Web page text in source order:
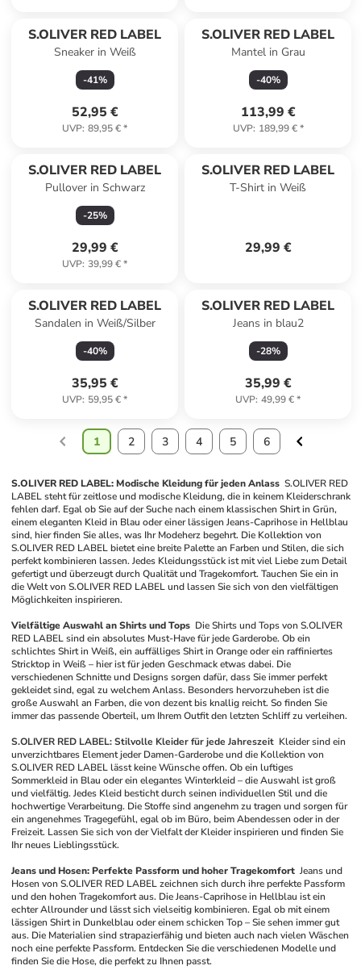
S.OLIVER RED LABEL
Sneaker in Weiß
-41%
52,95 €
UVP: 89,95 €*
S.OLIVER RED LABEL
Mantel in Grau
-40%
113,99 €
UVP: 189,99 €*
S.OLIVER RED LABEL
Pullover in Schwarz
-25%
29,99 €
UVP: 39,99 €*
S.OLIVER RED LABEL
T-Shirt in Weiß
29,99 €
S.OLIVER RED LABEL
Sandalen in Weiß/Silber
-40%
35,95 €
UVP: 59,95 €*
S.OLIVER RED LABEL
Jeans in blau2
-28%
35,99 €
UVP: 49,99 €*
1 2 3 4 5 6
S.OLIVER RED LABEL: Modische Kleidung für jeden Anlass S.OLIVER RED
LABEL steht für zeitlose und modische Kleidung, die in keinem Kleiderschrank
fehlen darf. Egal ob Sie auf der Suche nach einem klassischen Shirt in Grün,
einem eleganten Kleid in Blau oder einer lässigen Jeans-Caprihose in Hellblau
sind, hier finden Sie alles, was Ihr Modeherz begehrt. Die Kollektion von
S.OLIVER RED LABEL bietet eine breite Palette an Farben und Stilen, die sich
perfekt kombinieren lassen. Jedes Kleidungsstück ist mit viel Liebe zum Detail
gefertigt und überzeugt durch Qualität und Tragekomfort. Tauchen Sie ein in
die Welt von S.OLIVER RED LABEL und lassen Sie sich von den vielfältigen
Möglichkeiten inspirieren.
Vielfältige Auswahl an Shirts und Tops Die Shirts und Tops von S.OLIVER
RED LABEL sind ein absolutes Must-Have für jede Garderobe. Ob ein
schlichtes Shirt in Weiß, ein auffälliges Shirt in Orange oder ein raffiniertes
Stricktop in Weiß – hier ist für jeden Geschmack etwas dabei. Die
verschiedenen Schnitte und Designs sorgen dafür, dass Sie immer perfekt
gekleidet sind, egal zu welchem Anlass. Besonders hervorzuheben ist die
große Auswahl an Farben, die von dezent bis knallig reicht. So finden Sie
immer das passende Oberteil, um Ihrem Outfit den letzten Schliff zu verleihen.
S.OLIVER RED LABEL: Stilvolle Kleider für jede Jahreszeit Kleider sind ein
unverzichtbares Element jeder Damen-Garderobe und die Kollektion von
S.OLIVER RED LABEL lässt keine Wünsche offen. Ob ein luftiges
Sommerkleid in Blau oder ein elegantes Winterkleid – die Auswahl ist groß
und vielfältig. Jedes Kleid besticht durch seinen individuellen Stil und die
hochwertige Verarbeitung. Die Stoffe sind angenehm zu tragen und sorgen für
ein angenehmes Tragegefühl, egal ob im Büro, beim Abendessen oder in der
Freizeit. Lassen Sie sich von der Vielfalt der Kleider inspirieren und finden Sie
Ihr neues Lieblingsstück.
Jeans und Hosen: Perfekte Passform und hoher Tragekomfort Jeans und
Hosen von S.OLIVER RED LABEL zeichnen sich durch ihre perfekte Passform
und den hohen Tragekomfort aus. Die Jeans-Caprihose in Hellblau ist ein
echter Allrounder und lässt sich vielseitig kombinieren. Egal ob mit einem
lässigen Shirt in Dunkelblau oder einem schicken Top – Sie sehen immer gut
aus. Die Materialien sind strapazierfähig und bieten auch nach vielen Wäschen
noch eine perfekte Passform. Entdecken Sie die verschiedenen Modelle und
finden Sie die Hose, die perfekt zu Ihnen passt.